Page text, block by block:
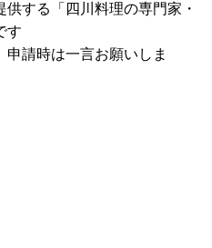
する「四川料理の専門家・
す
請時は一言お願いしま